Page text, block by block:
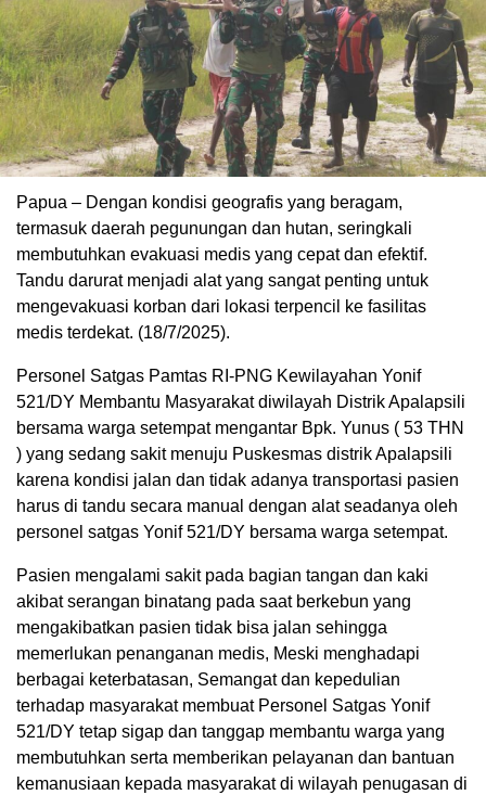
Papua – Dengan kondisi geografis yang beragam,
termasuk daerah pegunungan dan hutan, seringkali
membutuhkan evakuasi medis yang cepat dan efektif.
Tandu darurat menjadi alat yang sangat penting untuk
mengevakuasi korban dari lokasi terpencil ke fasilitas
medis terdekat. (18/7/2025).
Personel Satgas Pamtas RI-PNG Kewilayahan Yonif
521/DY Membantu Masyarakat diwilayah Distrik Apalapsili
bersama warga setempat mengantar Bpk. Yunus ( 53 THN
) yang sedang sakit menuju Puskesmas distrik Apalapsili
karena kondisi jalan dan tidak adanya transportasi pasien
harus di tandu secara manual dengan alat seadanya oleh
personel satgas Yonif 521/DY bersama warga setempat.
Pasien mengalami sakit pada bagian tangan dan kaki
akibat serangan binatang pada saat berkebun yang
mengakibatkan pasien tidak bisa jalan sehingga
memerlukan penanganan medis, Meski menghadapi
berbagai keterbatasan, Semangat dan kepedulian
terhadap masyarakat membuat Personel Satgas Yonif
521/DY tetap sigap dan tanggap membantu warga yang
membutuhkan serta memberikan pelayanan dan bantuan
kemanusiaan kepada masyarakat di wilayah penugasan di